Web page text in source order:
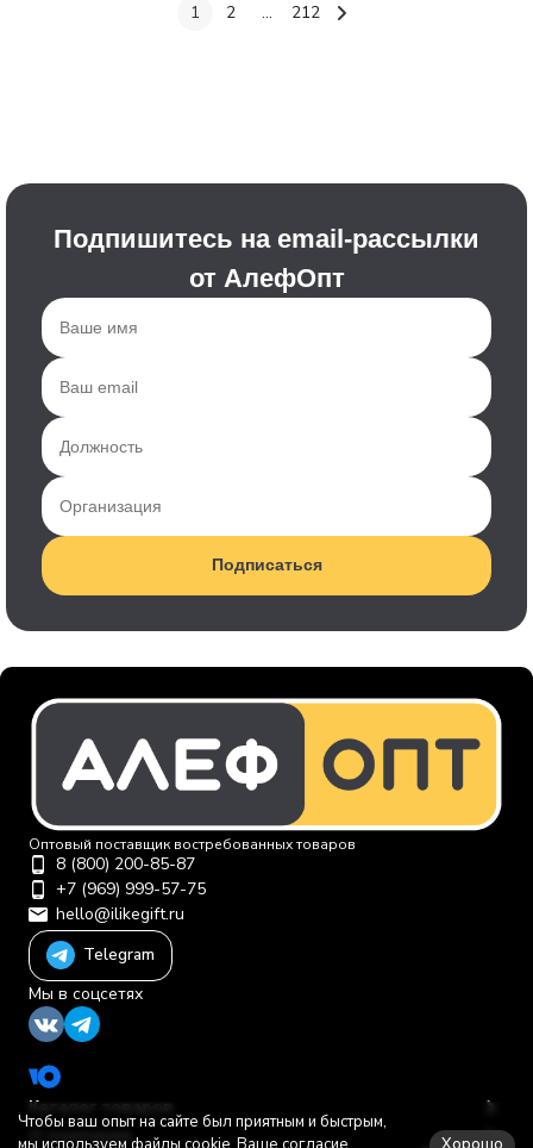
1 2 ... 212
Подпишитесь на email-рассылки
от АлефОпт
Подписаться
Оптовый поставщик востребованных товаров
8 (800) 200-85-87
+7 (969) 999-57-75
hello@ilikegift.ru
Telegram
Мы в соцсетях
Каталог товаров
О компании
Чтобы ваш опыт на сайте был приятным и быстрым,